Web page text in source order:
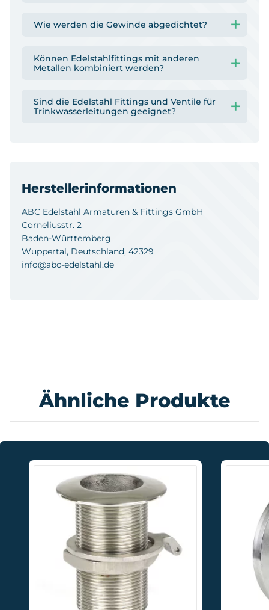
Wie werden die Gewinde abgedichtet?
Können Edelstahlfittings mit anderen
Metallen kombiniert werden?
Sind die Edelstahl Fittings und Ventile für
Trinkwasserleitungen geeignet?
Herstellerinformationen
ABC Edelstahl Armaturen & Fittings GmbH
Corneliusstr. 2
Baden-Württemberg
Wuppertal, Deutschland, 42329
info@abc-edelstahl.de
Ähnliche Produkte